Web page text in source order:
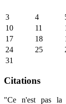
3
4
10
11
17
18
24
25
31
Citations
"Ce n'est pas la